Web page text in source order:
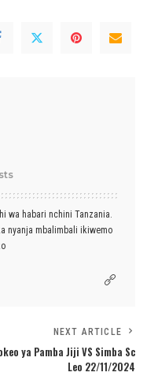
wa habari nchini Tanzania.
nyanja mbalimbali ikiwemo
NEXT ARTICLE
ya Pamba Jiji VS Simba Sc
Leo 22/11/2024